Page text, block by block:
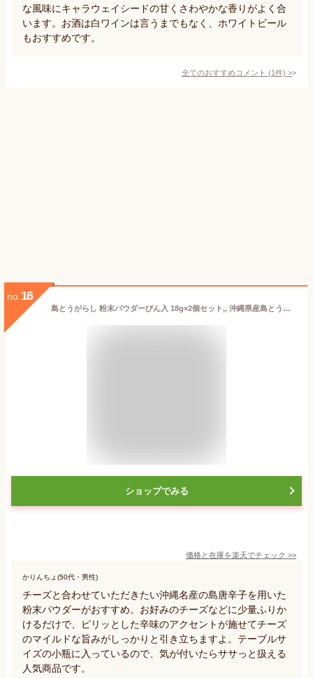
な風味にキャラウェイシードの甘くさわやかな香りがよく合
います。お酒は白ワインは言うまでもなく、ホワイトビール
もおすすめです。
全てのおすすめコメント (1件) >
no. 16
島とうがらし 粉末パウダーびん入 18g×2個セット,, 沖縄県産島とうがらし使用 (コーレーグース）
ショップでみる
価格と在庫を楽天でチェック >>
かりんちょ(50代・男性)
チーズと合わせていただきたい沖縄名産の島唐辛子を用いた
粉末パウダーがおすすめ。お好みのチーズなどに少量ふりか
けるだけで、ピリッとした辛味のアクセントが施せてチーズ
のマイルドな旨みがしっかりと引き立ちますよ。テーブルサ
イズの小瓶に入っているので、気が付いたらササっと扱える
人気商品です。